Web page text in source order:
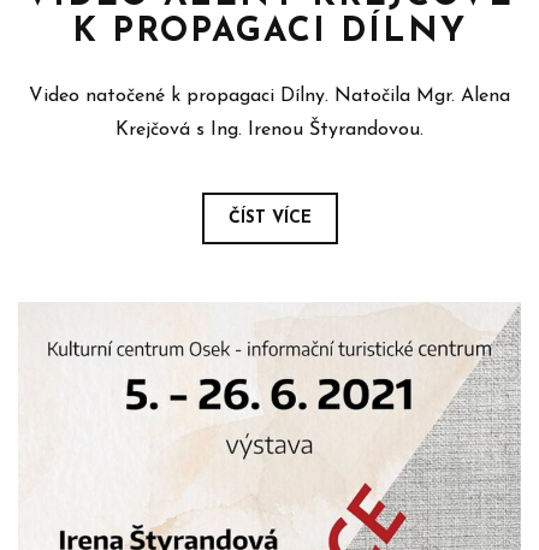
K PROPAGACI DÍLNY
Video natočené k propagaci Dílny. Natočila Mgr. Alena
Krejčová s Ing. Irenou Štyrandovou.
ČÍST VÍCE